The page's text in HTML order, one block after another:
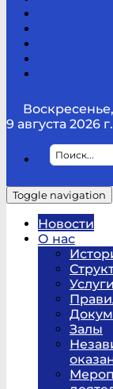
Воскресенье,
9 августа 2026 г.
Toggle navigation
Новости
О нас
Залы